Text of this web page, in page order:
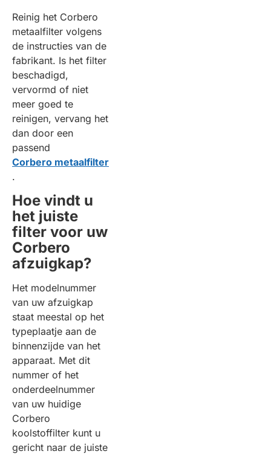
Reinig het Corbero
metaalfilter volgens
de instructies van de
fabrikant. Is het filter
beschadigd,
vervormd of niet
meer goed te
reinigen, vervang het
dan door een
passend
Corbero metaalfilter
.
Hoe vindt u
het juiste
filter voor uw
Corbero
afzuigkap?
Het modelnummer
van uw afzuigkap
staat meestal op het
typeplaatje aan de
binnenzijde van het
apparaat. Met dit
nummer of het
onderdeelnummer
van uw huidige
Corbero
koolstoffilter kunt u
gericht naar de juiste